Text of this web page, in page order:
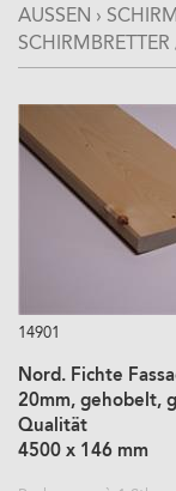
AUSSEN ›
14901
Nord. Fichte
20mm, gehobelt,
Qualität
4500 x 146 mm